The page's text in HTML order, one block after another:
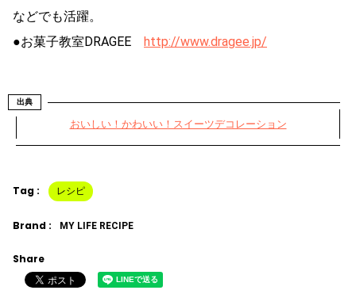
などでも活躍。
●お菓子教室DRAGEE http://www.dragee.jp/
出典
おいしい！かわいい！スイーツデコレーション
Tag : レシピ
Brand : MY LIFE RECIPE
Share